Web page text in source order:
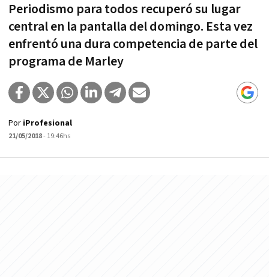
Periodismo para todos recuperó su lugar
central en la pantalla del domingo. Esta vez
enfrentó una dura competencia de parte del
programa de Marley
Por iProfesional
21/05/2018- 19:46hs